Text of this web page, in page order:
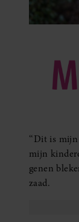
‘‘Dit is
mijn
genen
zaad.